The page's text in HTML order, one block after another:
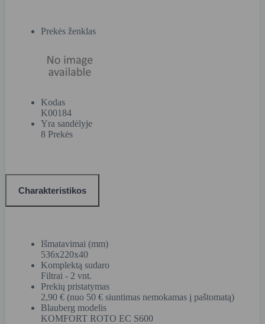
Prekės ženklas
Kodas
K00184
Yra sandėlyje
8 Prekės
Charakteristikos
Išmatavimai (mm)
536x220x40
Komplektą sudaro
Filtrai - 2 vnt.
Prekių pristatymas
2,90 € (nuo 50 € siuntimas nemokamas į paštomatą)
Blauberg modelis
KOMFORT ROTO EC S600